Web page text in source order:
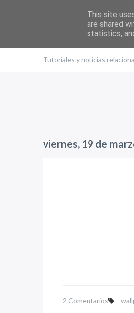
El blog de Edu
Tutoriales y noticias
viernes, 19 de
2 Comentarios
This site
are shared
statistics,